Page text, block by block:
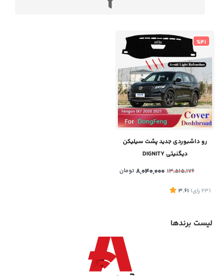
%41
رو داشبوردی جدید پشت سیلیکن
دیگنیتی DIGNITY
13,515,176
8,040,000 تومان
(23 رای)
3.61
لیست برندها